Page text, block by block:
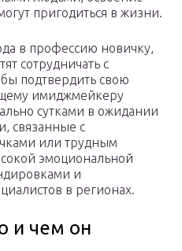
пригодиться в жизни.
в профессию новичку,
сотрудничать с
подтвердить свою
имиджмейкеру
сутками в ожидании
связанные с
или трудным
эмоциональной
и
в регионах.
и чем он